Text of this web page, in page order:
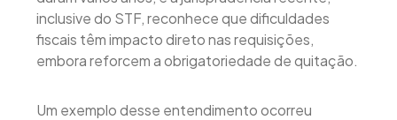
inclusive do STF, reconhece que dificuldades
fiscais têm impacto direto nas requisições,
embora reforcem a obrigatoriedade de quitação.
Um exemplo desse entendimento ocorreu